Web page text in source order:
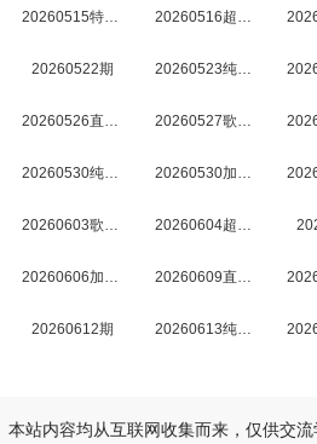
20260515特别企划 20260516超前营业
20260522期 20260523纯享版
20260526直拍REACTION 20260527歌手后花园
20260530纯享版 20260530加更版
20260603歌手后花园 20260604超前营业
20260606加更版 20260609直拍REACTION
20260612期 20260613纯享版
20260620纯享版 20260620加更版
本站内容均从互联网收集而来，仅供交